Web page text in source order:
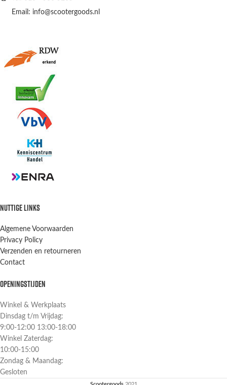
Email: info@scootergoods.nl
NUTTIGE LINKS
Algemene Voorwaarden
Privacy Policy
Verzenden en retourneren
Contact
OPENINGSTIJDEN
Winkel & Werkplaats
Dinsdag t/m Vrijdag:
9:00-12:00 13:00-18:00
Winkel Zaterdag:
10:00-15:00
Zondag & Maandag:
Gesloten